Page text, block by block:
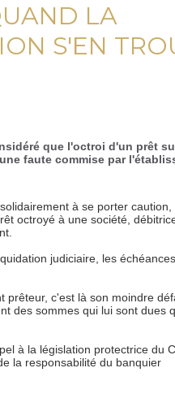
LA
S'EN
que l'octroi d'un prêt
faute commise par
à se porter caution,
octroyé à une société,
judiciaire, les
prêteur, c'est là son moindre
des sommes qui lui sont dues
à la législation protectrice du
la responsabilité du banquier